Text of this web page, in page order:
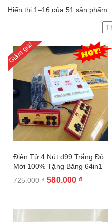
Hiển thị 1–16 của 51 sản phẩm
Giảm giá!
Điện Tử 4 Nút d99 Trắng Đỏ
Mới 100% Tặng Băng 64in1
725.000₫ 580.000 ₫